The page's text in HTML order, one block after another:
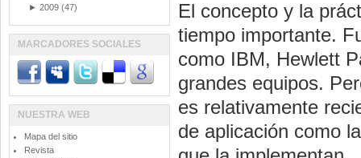
El concepto y la
tiempo importante.
como IBM, Hewlett
grandes equipos.
es relativamente
de aplicación como
► 2009 (47)
MARCADORES SOCIALES
NUESTRA WEB
Mapa del sitio
Revista